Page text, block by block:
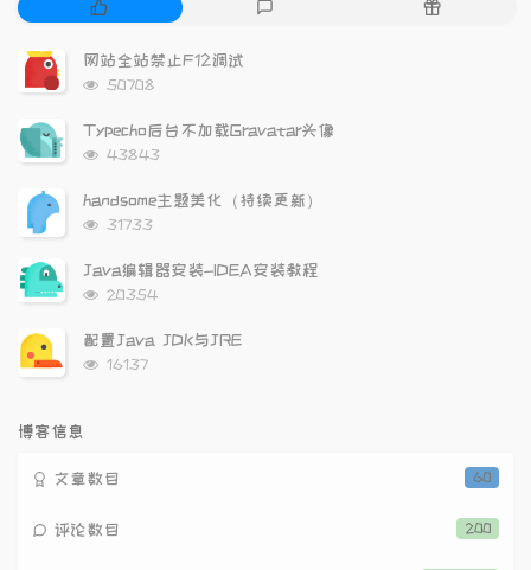
热
门
文
章
随
网站全站禁止F12调试
浏
次
数:
50708
Typecho后台不加载Gravatar头像
浏
次
数:
43843
handsome主题美化（持续更新）
浏
次
数:
31733
Java编辑器安装-IDEA安装教程
浏
次
数:
20354
配置Java JDK与JRE
浏
16137
博客信息
60
文章数目
200
评论数目